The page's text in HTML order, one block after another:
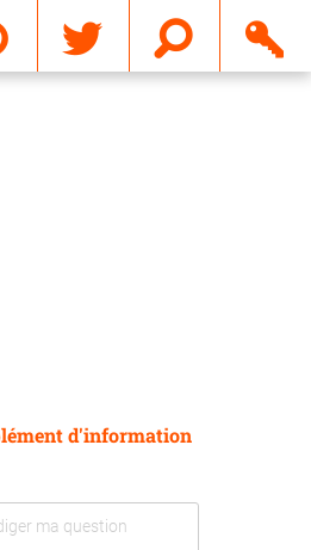
d'information